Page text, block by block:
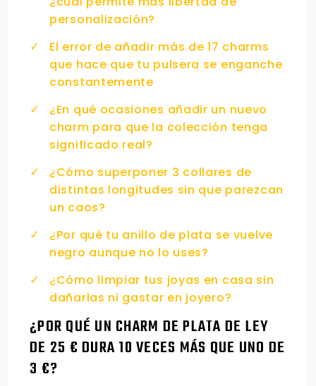
personalización?
El error de añadir más de 17 charms
que hace que tu pulsera se enganche
constantemente
¿En qué ocasiones añadir un nuevo
charm para que la colección tenga
significado real?
¿Cómo superponer 3 collares de
distintas longitudes sin que parezcan
un caos?
¿Por qué tu anillo de plata se vuelve
negro aunque no lo uses?
¿Cómo limpiar tus joyas en casa sin
dañarlas ni gastar en joyero?
¿POR QUÉ UN CHARM DE PLATA DE LEY
DE 25 € DURA 10 VECES MÁS QUE UNO DE
3 €?